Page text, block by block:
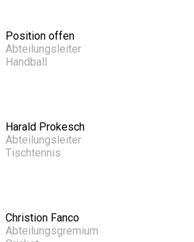
Position offen
Abteilungsleiter
Handball
Harald Prokesch
Abteilungsleiter
Tischtennis
Christion Fanco
Abteilungsgremium